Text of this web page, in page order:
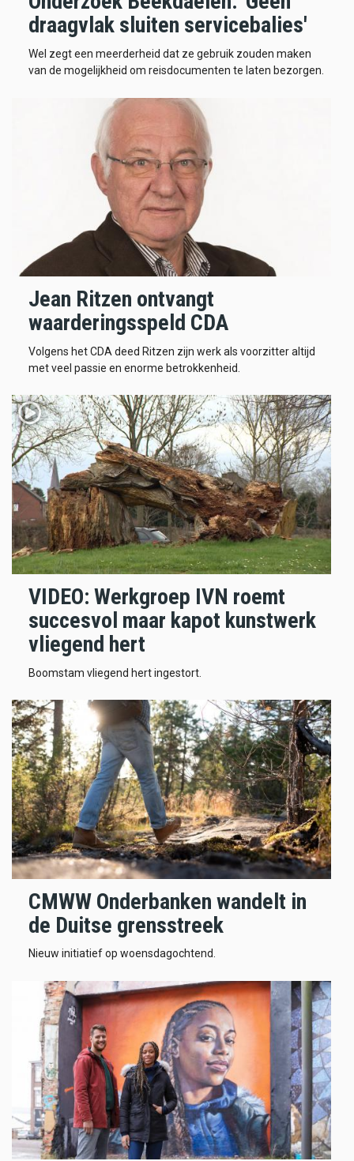
draagvlak sluiten servicebalies'
Wel zegt een meerderheid dat ze gebruik zouden maken
van de mogelijkheid om reisdocumenten te laten bezorgen.
Jean Ritzen ontvangt
waarderingsspeld CDA
Volgens het CDA deed Ritzen zijn werk als voorzitter altijd
met veel passie en enorme betrokkenheid.
VIDEO: Werkgroep IVN roemt
succesvol maar kapot kunstwerk
vliegend hert
Boomstam vliegend hert ingestort.
CMWW Onderbanken wandelt in
de Duitse grensstreek
Nieuw initiatief op woensdagochtend.